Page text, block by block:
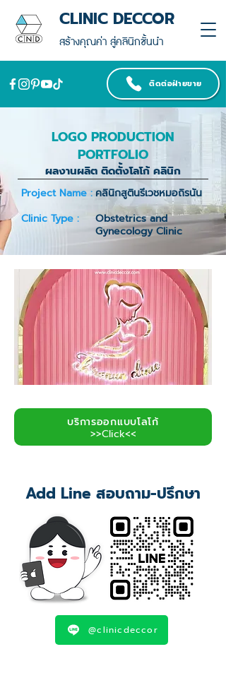
สร้างคุณค่า สู่คลินิกชั้นนำ
CLINIC DECCOR
ติดต่อฝ่ายขาย
LOGO PRODUCTION
PORTFOLIO
ผลงานผลิต ติดตั้งโลโก้ คลินิก
Project Name :คลินิกสูตินรีเวชหมอถิรนัน
Clinic Type :
Obstetrics and
Gynecology Clinic
บริการออกแบบโลโก้
>>Click<<
Add Line สอบถาม-ปรึกษา
@clinicdeccor